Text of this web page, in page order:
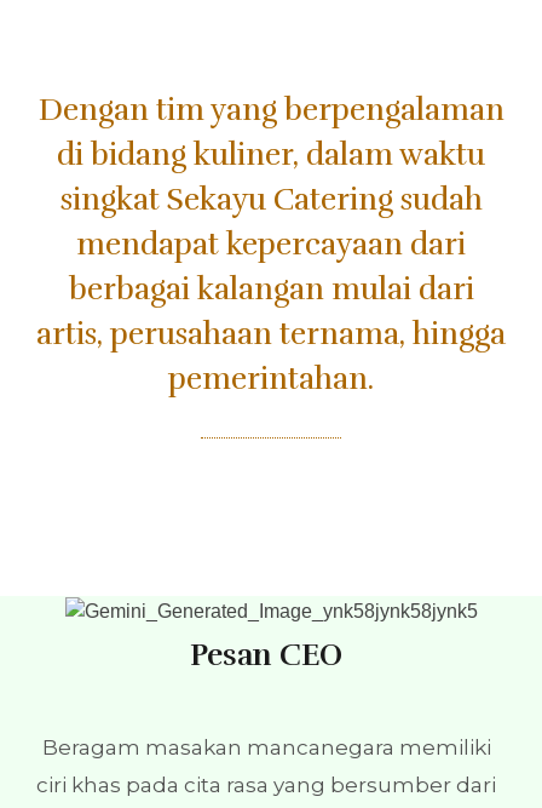
Dengan tim yang berpengalaman
di bidang kuliner, dalam waktu
singkat Sekayu Catering sudah
mendapat kepercayaan dari
berbagai kalangan mulai dari
artis, perusahaan ternama, hingga
pemerintahan.
Pesan CEO
Beragam masakan mancanegara memiliki
ciri khas pada cita rasa yang bersumber dari